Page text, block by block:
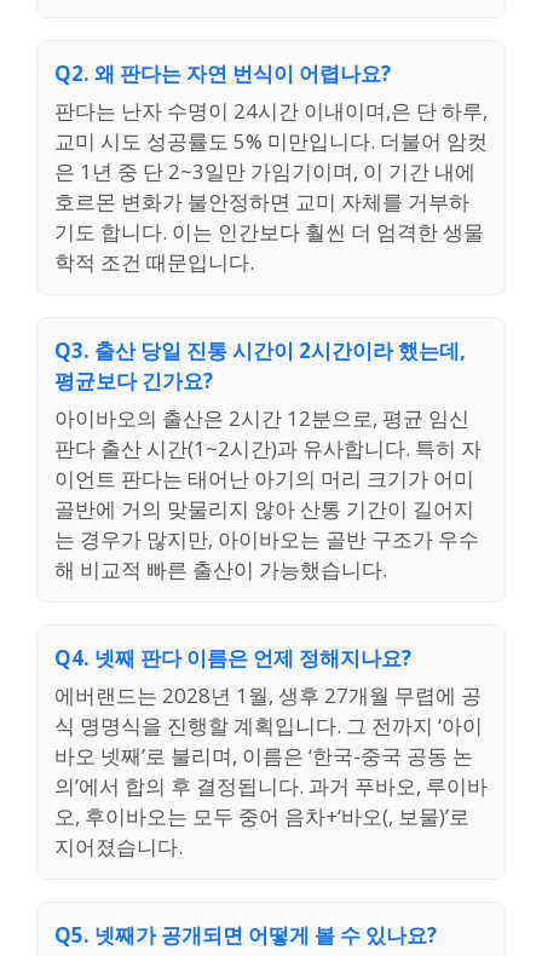
Q2. 왜 판다는 자연 번식이 어렵나요?
판다는 난자 수명이 24시간 이내이며,은 단 하루,
교미 시도 성공률도 5% 미만입니다. 더불어 암컷
은 1년 중 단 2~3일만 가임기이며, 이 기간 내에
호르몬 변화가 불안정하면 교미 자체를 거부하
기도 합니다. 이는 인간보다 훨씬 더 엄격한 생물
학적 조건 때문입니다.
Q3. 출산 당일 진통 시간이 2시간이라 했는데,
평균보다 긴가요?
아이바오의 출산은 2시간 12분으로, 평균 임신
판다 출산 시간(1~2시간)과 유사합니다. 특히 자
이언트 판다는 태어난 아기의 머리 크기가 어미
골반에 거의 맞물리지 않아 산통 기간이 길어지
는 경우가 많지만, 아이바오는 골반 구조가 우수
해 비교적 빠른 출산이 가능했습니다.
Q4. 넷째 판다 이름은 언제 정해지나요?
에버랜드는 2028년 1월, 생후 27개월 무렵에 공
식 명명식을 진행할 계획입니다. 그 전까지 ‘아이
바오 넷째’로 불리며, 이름은 ‘한국-중국 공동 논
의’에서 합의 후 결정됩니다. 과거 푸바오, 루이바
오, 후이바오는 모두 중어 음차+‘바오(, 보물)’로
지어졌습니다.
Q5. 넷째가 공개되면 어떻게 볼 수 있나요?